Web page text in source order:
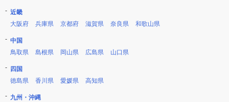
近畿
大阪府
兵庫県 京都府 滋賀県 奈良県 和歌山県
中国
鳥取県
島根県 岡山県 広島県 山口県
四国
徳島県
香川県 愛媛県 高知県
九州・沖縄